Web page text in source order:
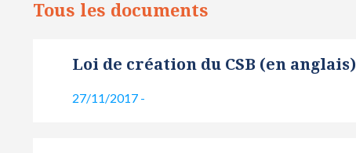
Tous les documents
Loi de création du CSB (en anglais)
27/11/2017 -